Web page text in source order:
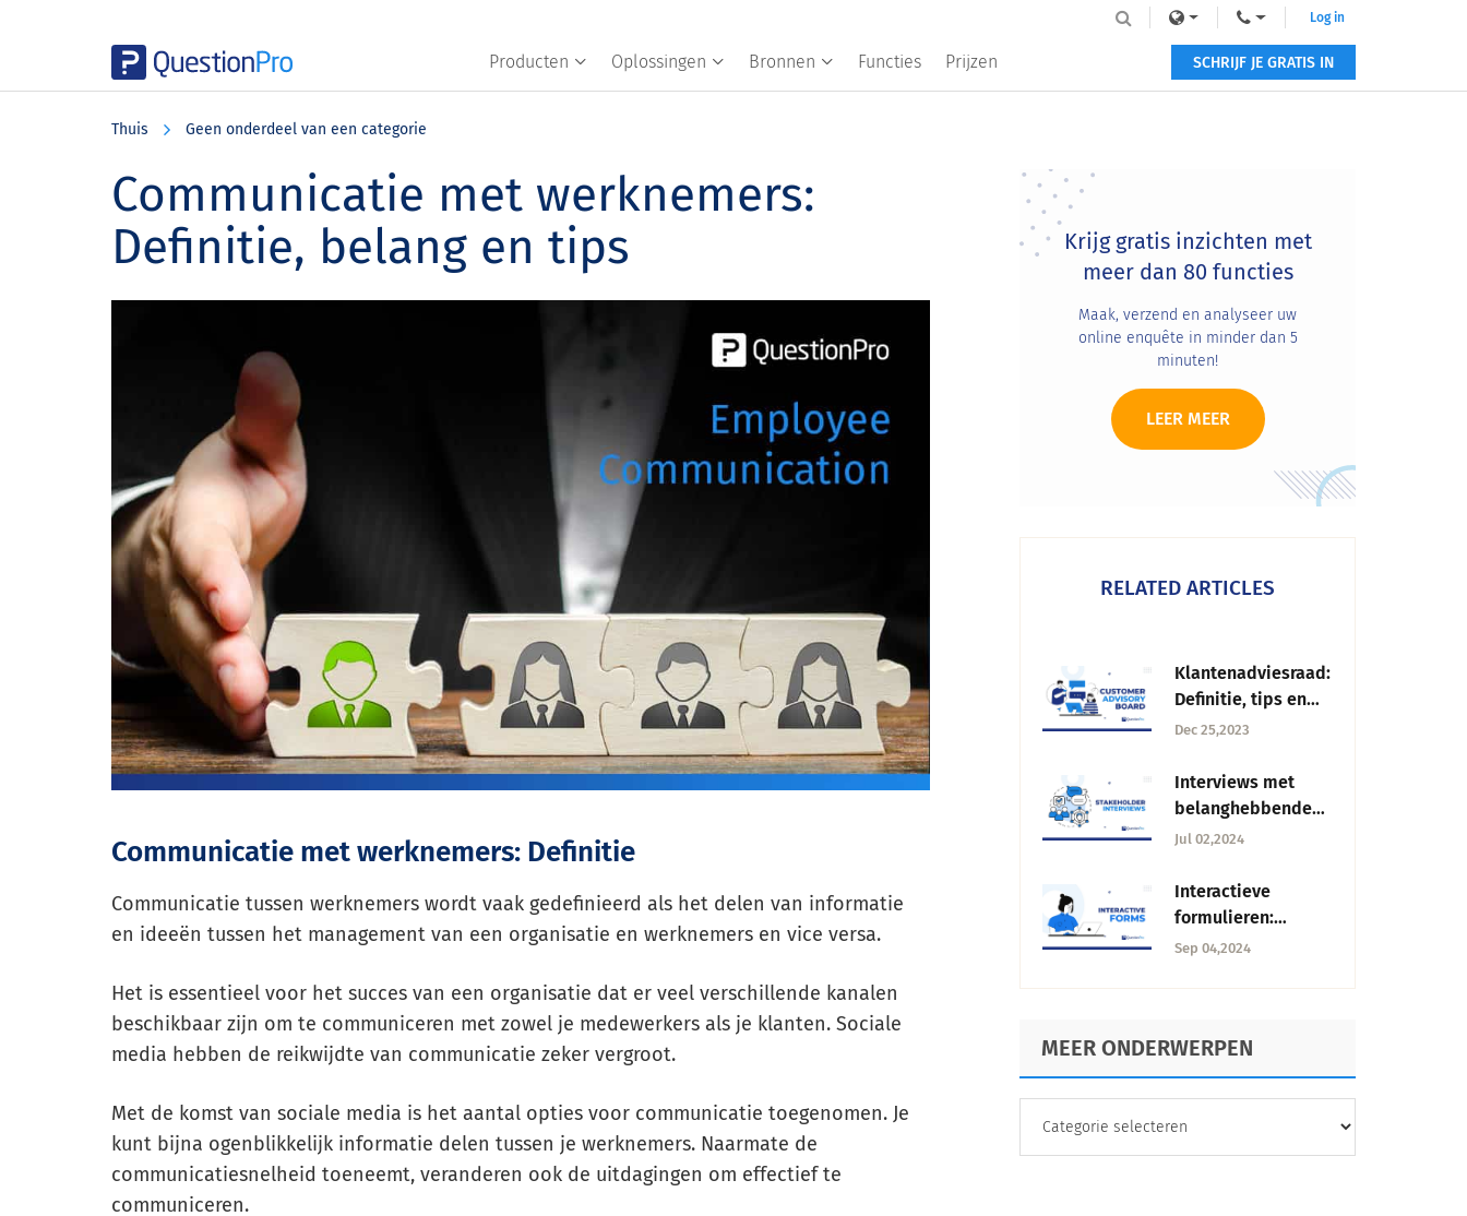
Producten Oplossingen Bronnen Functies Prijzen
Log in
SCHRIJF JE GRATIS IN
Thuis Geen onderdeel van een categorie
Communicatie met werknemers:
Definitie, belang en tips
Communicatie met werknemers: Definitie
Communicatie tussen werknemers wordt vaak gedefinieerd als het delen van informatie
en ideeën tussen het management van een organisatie en werknemers en vice versa.
Het is essentieel voor het succes van een organisatie dat er veel verschillende kanalen
beschikbaar zijn om te communiceren met zowel je medewerkers als je klanten. Sociale
media hebben de reikwijdte van communicatie zeker vergroot.
Met de komst van sociale media is het aantal opties voor communicatie toegenomen. Je
kunt bijna ogenblikkelijk informatie delen tussen je werknemers. Naarmate de
communicatiesnelheid toeneemt, veranderen ook de uitdagingen om effectief te
communiceren.
Primary
Sidebar
Krijg gratis inzichten met
meer dan 80 functies
Maak, verzend en analyseer uw
online enquête in minder dan 5
minuten!
LEER MEER
RELATED ARTICLES
Klantenadviesraad:
Definitie, tips en
best practices
Dec 25,2023
Interviews met
belanghebbenden:
Een gids voor
betrokkenheid
Jul 02,2024
Interactieve
formulieren:
Belangrijkste
voordelen,
ontwerptips
Sep 04,2024
MEER ONDERWERPEN
ONDERWERPEN